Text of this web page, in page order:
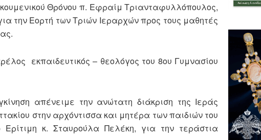
Θρόνου π. Εφραίμ Τριανταφυλλόπουλος,
την Εορτή των Τριών Ιεραρχών προς τους μαθητές
εκπαιδευτικός – θεολόγος του 8ου Γυμνασίου
απένειμε την ανώτατη διάκριση της Ιεράς
στην αρχόντισσα και μητέρα των παιδιών του
κ. Σταυρούλα Πελέκη, για την τεράστια